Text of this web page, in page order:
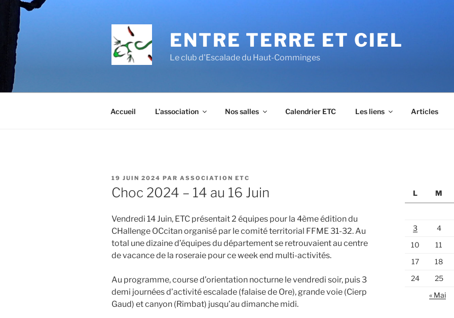
contenu
principal
ENTRE TERRE ET CIEL
Le club d'Escalade du Haut-Comminges
Accueil L’association Nos salles Calendrier ETC Les liens Articles
PUBLIÉ
LE
19 JUIN 2024 PAR ASSOCIATION ETC
Choc 2024 – 14 au 16 Juin
Vendredi 14 Juin, ETC présentait 2 équipes pour la 4ème édition du
CHallenge OCcitan organisé par le comité territorial FFME 31-32. Au
total une dizaine d’équipes du département se retrouvaient au centre
de vacance de la roseraie pour ce week end multi-activités.
Au programme, course d’orientation nocturne le vendredi soir, puis 3
demi journées d’activité escalade (falaise de Ore), grande voie (Cierp
Gaud) et canyon (Rimbat) jusqu’au dimanche midi.
L M
3
4
10
11
17
18
24
25
« Mai